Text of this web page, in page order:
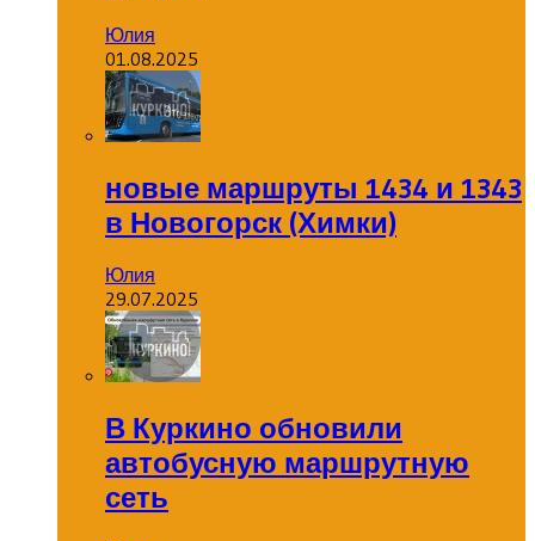
Юлия
01.08.2025
новые маршруты 1434 и 1343
в Новогорск (Химки)
Юлия
29.07.2025
В Куркино обновили
автобусную маршрутную
сеть